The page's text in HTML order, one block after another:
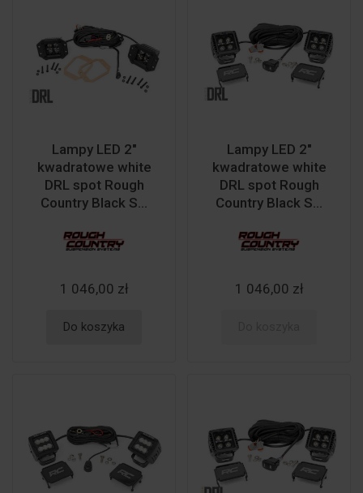
Lampy LED 2"
kwadratowe white
DRL spot Rough
Country Black S...
1 046,00 zł
Do koszyka
Lampy LED 2"
kwadratowe white
DRL spot Rough
Country Black S...
1 046,00 zł